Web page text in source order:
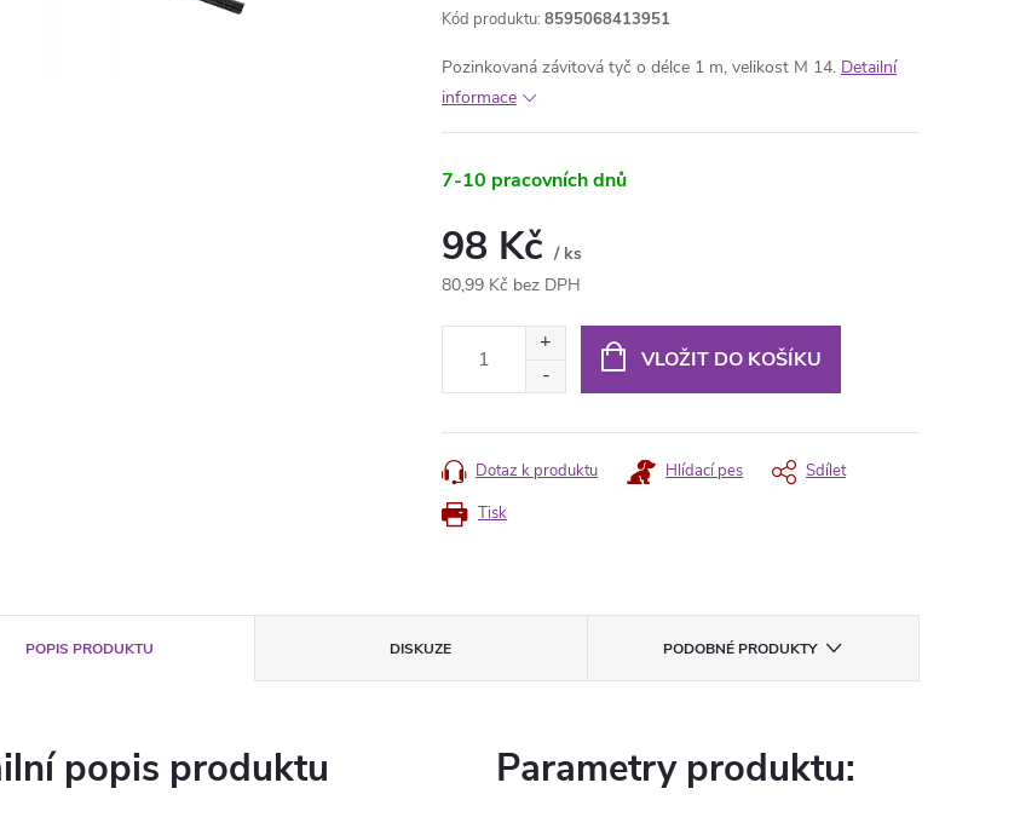
Kód produktu: 8595068413951
Pozinkovaná závitová tyč o délce 1 m, velikost M 14. Detailní
informace
7-10 pracovních dnů
98 Kč / ks
80,99 Kč bez DPH
VLOŽIT DO KOŠÍKU
Tisk
Dotaz k produktu Hlídací pes Sdílet
POPIS PRODUKTU DISKUZE PODOBNÉ PRODUKTY
popis produktu
Parametry produktu: